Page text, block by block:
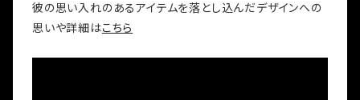
彼の思い入れのあるアイテムを落とし込んだデザインへの
思いや詳細はこちら